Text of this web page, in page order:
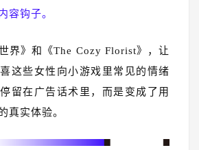
容钩子。
界》和《The Cozy Florist》，让
这些女性向小游戏里常见的情绪
留在广告话术里，而是变成了用
真实体验。